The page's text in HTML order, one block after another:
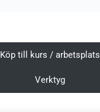
Köp till kurs / arbetsplats
Verktyg